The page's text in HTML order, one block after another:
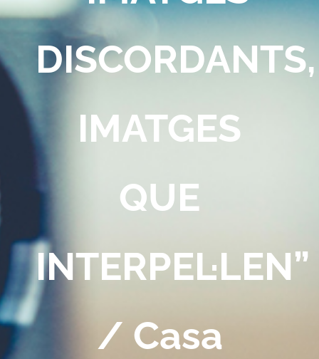
DISCORDANTS,
IMATGES
QUE
INTERPEL·LEN”
/ Casa